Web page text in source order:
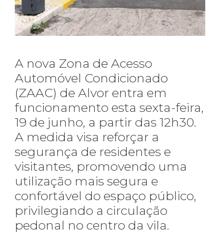
A nova Zona de Acesso
Automóvel Condicionado
(ZAAC) de Alvor entra em
funcionamento esta sexta-feira,
19 de junho, a partir das 12h30.
A medida visa reforçar a
segurança de residentes e
visitantes, promovendo uma
utilização mais segura e
confortável do espaço público,
privilegiando a circulação
pedonal no centro da vila.